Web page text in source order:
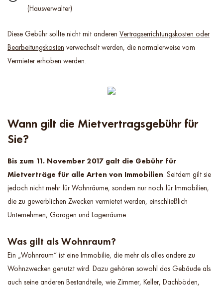
(Hausverwalter)
Diese Gebühr sollte nicht mit anderen Vertragserrichtungskosten oder
Bearbeitungskosten verwechselt werden, die normalerweise vom
Vermieter erhoben werden.
Wann gilt die Mietvertragsgebühr für
Sie?
Bis zum 11. November 2017 galt die Gebühr für
Mietverträge für alle Arten von Immobilien. Seitdem gilt sie
jedoch nicht mehr für Wohnräume, sondern nur noch für Immobilien,
die zu gewerblichen Zwecken vermietet werden, einschließlich
Unternehmen, Garagen und Lagerräume.
Was gilt als Wohnraum?
Ein „Wohnraum“ ist eine Immobilie, die mehr als alles andere zu
Wohnzwecken genutzt wird. Dazu gehören sowohl das Gebäude als
auch seine anderen Bestandteile, wie Zimmer, Keller, Dachböden,